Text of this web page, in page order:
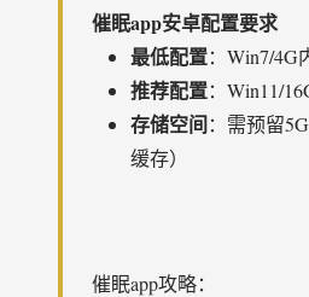
催眠app安卓配置要求
​最低配置​：Win7/4G
​推荐配置​：Win11/
​存储空间​：需预留
缓存）
催眠app攻略：